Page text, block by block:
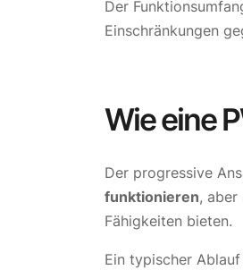
Der
Einschränkungen
Wie eine
Der progressive
funktionieren, aber
Fähigkeiten bieten.
Ein typischer